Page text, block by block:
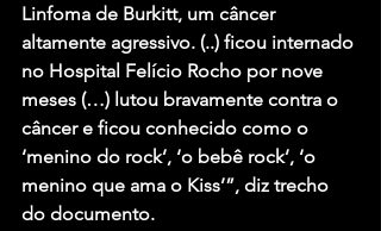
Linfoma de Burkitt, um câncer
altamente agressivo. (..) ficou internado
no Hospital Felício Rocho por nove
meses (…) lutou bravamente contra o
câncer e ficou conhecido como o
‘menino do rock’, ‘o bebê rock’, ‘o
menino que ama o Kiss’”, diz trecho
do documento.